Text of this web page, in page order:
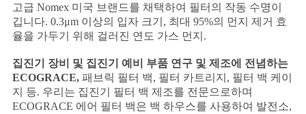
뉴
스
따
고급 Nomex 미국 브랜드를 채택하여 필터의 작동 수명이
깁니다. 0.3μm 이상의 입자 크기, 최대 95%의 먼지 제거 효
율을 가두기 위해 걸러진 연도 가스 먼지.
집진기 장비 및 집진기 예비 부품 연구 및 제조에 전념하는
ECOGRACE, 패브릭 필터 백, 필터 카트리지, 필터 백 케이
지 등. 우리는 집진기 필터 백 제조를 전문으로하며
ECOGRACE 에어 필터 백은 백 하우스를 사용하여 발전소,